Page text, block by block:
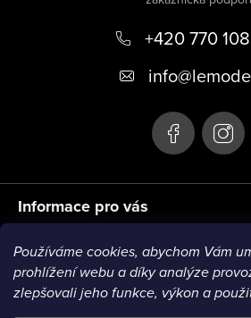
Používáme cookies, abychom Vám
prohlížení webu a díky analýze
zlepšovali jeho funkce, výkon a
Informace pro vás
+420 770
info@
Blog